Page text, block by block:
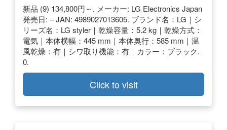
新品 (9) 134,800円～. メーカー: LG Electronics Japan
発売日: – JAN: 4989027013605. ブランド名：LG｜シ
リーズ名：LG styler｜乾燥容量：5.2 kg｜乾燥方式：
電気｜本体横幅：445 mm｜本体奥行：585 mm｜温
風乾燥：有｜シワ取り機能：有｜カラー：ブラック.
0.
Click to visit